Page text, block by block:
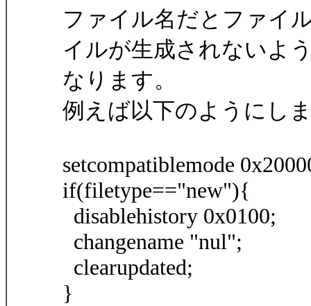
ファイル名だとファイ
イルが生成されないよ
なります。
例えば以下のようにし
setcompatiblemode
if(filetype=="new"){
disablehistory 0x0100;
changename "nul";
clearupdated;
}